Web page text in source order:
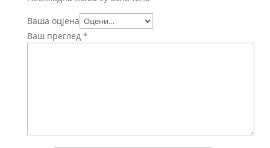
Ваша оцјена
Ваш преглед *